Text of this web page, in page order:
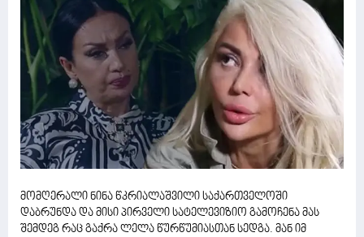
მომღერალი ნინა წკრიალაშვილი საქართველოში
დაბრუნდა და მისი პირველი სატელევიზიო გამოჩენა მას
შემდეგ რაც გაქრა ლელა წურწუმიასთან სედგა. მან იმ